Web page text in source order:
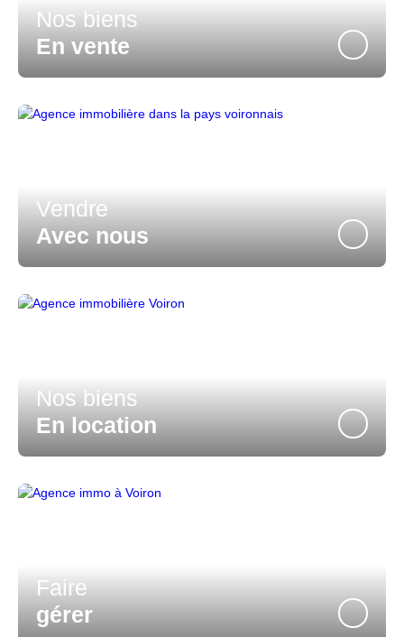
Nos biens
En vente
Vendre
Avec nous
Nos biens
En location
Faire
gérer